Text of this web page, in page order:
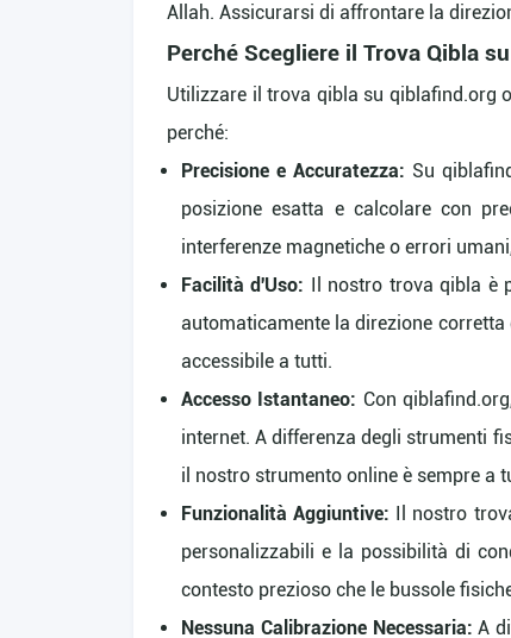
Allah. Assicurarsi di affrontare la
Perché Scegliere il Trova Qibla
Utilizzare il trova qibla su qiblafind.org
perché:
Precisione e Accuratezza: Su
posizione esatta e calcolare con
interferenze magnetiche o errori
Facilità d'Uso: Il nostro trova qibla è
automaticamente la direzione corretta
accessibile a tutti.
Accesso Istantaneo: Con
internet. A differenza degli strumenti
il nostro strumento online è sempre a
Funzionalità Aggiuntive: Il nostro
personalizzabili e la possibilità di
contesto prezioso che le bussole
Nessuna Calibrazione Necessaria: A